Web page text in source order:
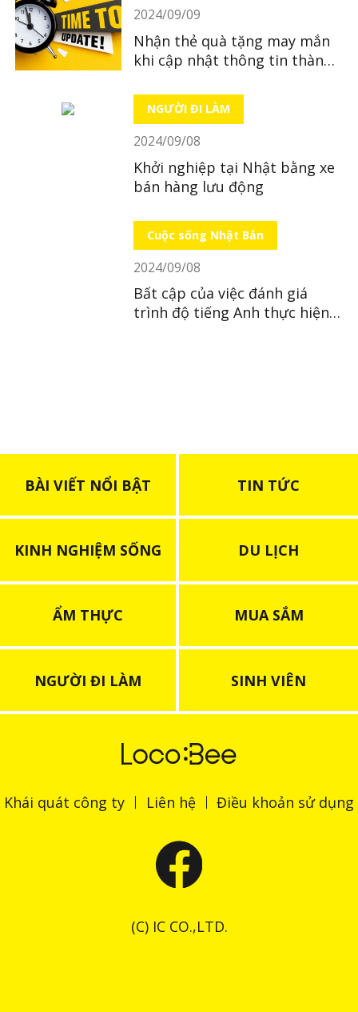
2024/09/09
Nhận thẻ quà tặng may mắn
khi cập nhật thông tin thành
NGƯỜI ĐI LÀM
2024/09/08
Khởi nghiệp tại Nhật bằng xe
bán hàng lưu động
Cuộc sống Nhật Bản
2024/09/08
Bất cập của việc đánh giá
trình độ tiếng Anh thực hiện
BÀI VIẾT NỔI BẬT TIN TỨC
KINH NGHIỆM SỐNG DU LỊCH
ẨM THỰC MUA SẮM
NGƯỜI ĐI LÀM SINH VIÊN
Khái quát công ty Liên hệ Điều khoản sử dụng
(C) IC CO.,LTD.